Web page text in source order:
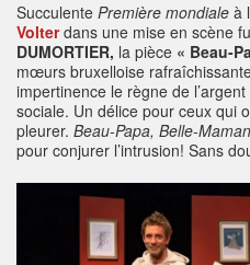
Succulente Première mondiale à
Volter dans une mise en scène
DUMORTIER, la pièce « Beau-
mœurs bruxelloise
impertinence le règne de
sociale. Un délice pour ceux
pleurer. Beau-Papa, Belle-
pour conjurer l’intrusion! Sans